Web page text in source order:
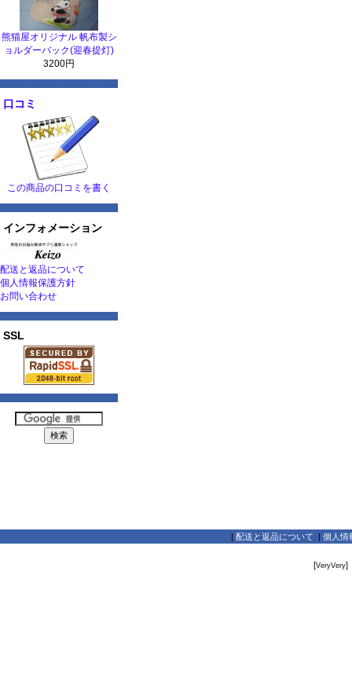
熊猫屋オリジナル 帆布製シ
ョルダーバック(迎春提灯)
3200円
口コミ
この商品の口コミを書く
インフォメーション
配送と返品について
個人情報保護方針
お問い合わせ
SSL
| 配送と返品について | 個人情
[VeryVery]